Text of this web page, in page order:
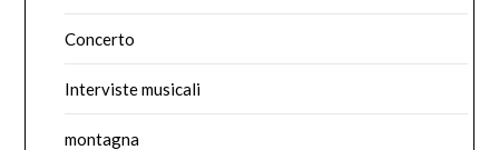
Concerto
Interviste musicali
montagna